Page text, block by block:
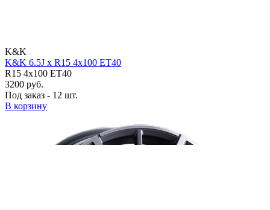
K&K
K&K 6.5J x R15 4x100 ET40
R15 4x100 ET40
3200 руб.
Под заказ - 12 шт.
В корзину